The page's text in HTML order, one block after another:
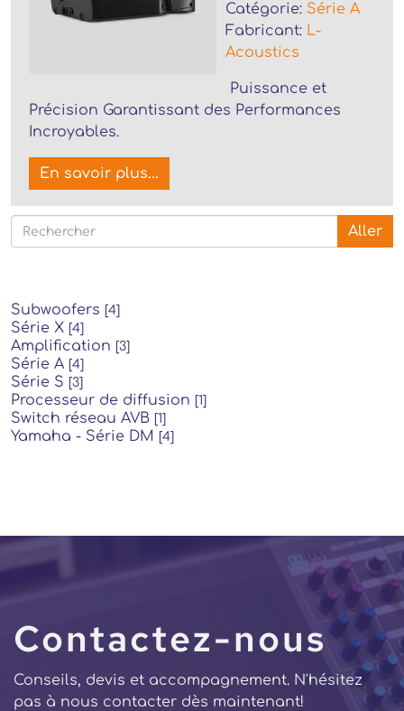
Catégorie: Série A
Fabricant: L-
Acoustics
Puissance et
Précision Garantissant des Performances
Incroyables.
En savoir plus...
Aller
Subwoofers [4]
Série X [4]
Amplification [3]
Série A [4]
Série S [3]
Processeur de diffusion [1]
Switch réseau AVB [1]
Yamaha - Série DM [4]
Contactez-nous
Conseils, devis et accompagnement. N'hésitez
pas à nous contacter dès maintenant!